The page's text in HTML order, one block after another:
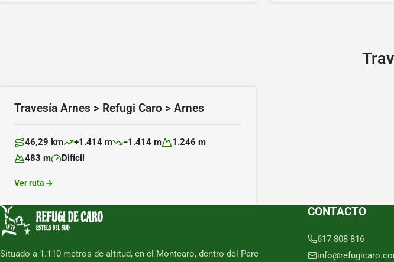
Travesía Arnes > Refugi Caro > Arnes
Distancia:
46,29 km
Desnivel positivo:
+1.414 m
Desnivel negativo:
−1.414 m
Altitud máxima:
1.246 m
Altitud mínima:
483 m
Dificultad:
Difícil
Ver ruta
Situado a 1.110 metros de altitud, en el Montcaro, dentro del Parc
CONTACTO
617 808 816